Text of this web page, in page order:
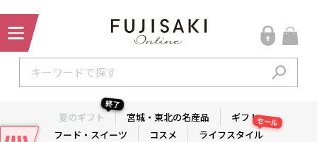
夏のギフト
終了
宮城・東北の名産品
ギフト
フード・スイーツ
コスメ ライフスタイル
セール